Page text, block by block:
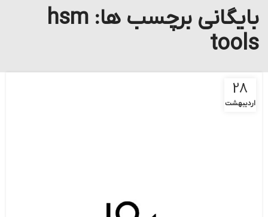
بایگانی برچسب ها: hsm
tools
28
اردیبهشت